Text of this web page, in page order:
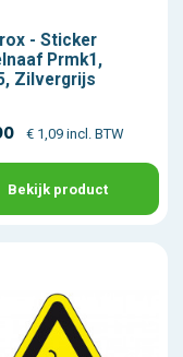
- Sticker
Prmk1,
Zilvergrijs
€ 1,09 incl. BTW
Bekijk product